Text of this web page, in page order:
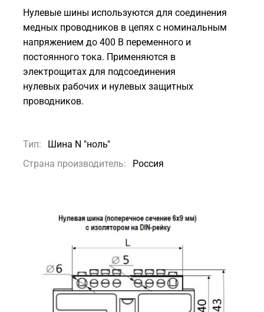
Нулевые шины используются для соединения
медных проводников в цепях с номинальным
напряжением до 400 В переменного и
постоянного тока. Применяются в
электрощитах для подсоединения
нулевых рабочих и нулевых защитных
проводников.
Тип:
Шина N "ноль"
Страна производитель:
Россия